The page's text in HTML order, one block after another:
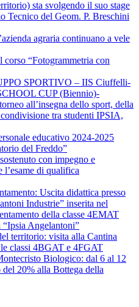
sta svolgendo il suo stage
Tecnico del Geom. P. Breschini
agraria continuano a vele
corso “Fotogrammetria con
SPORTIVO – IIS Ciuffelli-
CUP (Biennio)-
all’insegna dello sport, della
tra studenti IPSIA,
educativo 2024-2025
del Freddo”
con impegno e
l’esame di qualifica
Uscita didattica presso
Industrie” inserita nel
della classe 4EMAT
“Ipsia Angelantoni”
territorio: visita alla Cantina
classi 4BGAT e 4FGAT
Biologico: dal 6 al 12
20% alla Bottega della